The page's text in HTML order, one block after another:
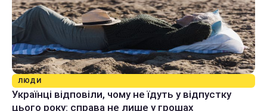
ЛЮДИ
Українці відповіли, чому не їдуть у відпустку
цього року: справа не лише у грошах